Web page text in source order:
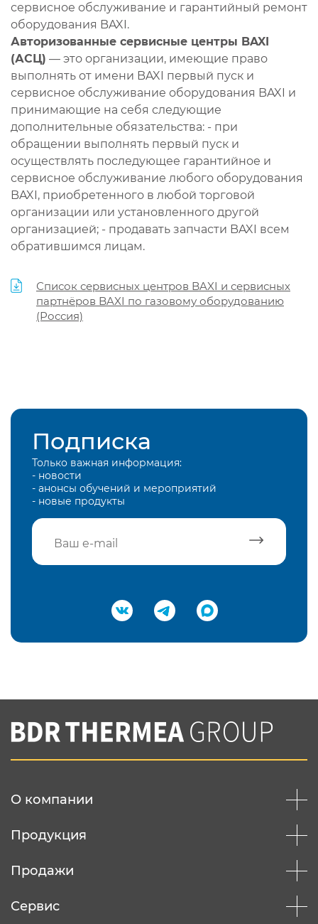
сервисное обслуживание и гарантийный ремонт
оборудования BAXI.
Авторизованные сервисные центры BAXI
(АСЦ) — это организации, имеющие право
выполнять от имени BAXI первый пуск и
сервисное обслуживание оборудования BAXI и
принимающие на себя следующие
дополнительные обязательства: - при
обращении выполнять первый пуск и
осуществлять последующее гарантийное и
сервисное обслуживание любого оборудования
BAXI, приобретенного в любой торговой
организации или установленного другой
организацией; - продавать запчасти BAXI всем
обратившимся лицам.
Список сервисных центров BAXI и сервисных
партнёров BAXI по газовому оборудованию
(Россия)
Подписка
Только важная информация:
- новости
- анонсы обучений и мероприятий
- новые продукты
Подтвердить e-mail
Вы соглашаетесь с нашей политикой
конфеденциальности
О компании
Продукция
Продажи
Сервис